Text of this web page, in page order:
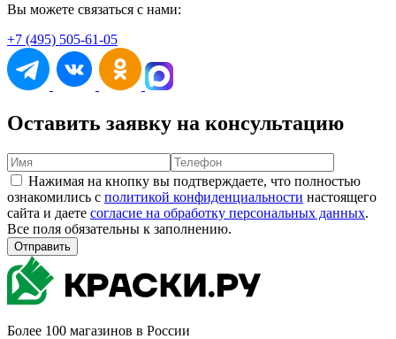
Вы можете связаться с нами:
+7 (495) 505-61-05
Оставить заявку на консультацию
Нажимая на кнопку вы подтверждаете, что полностью
ознакомились с политикой конфиденциальности настоящего
сайта и даете согласие на обработку персональных данных.
Все поля обязательны к заполнению.
Отправить
Более 100 магазинов в России